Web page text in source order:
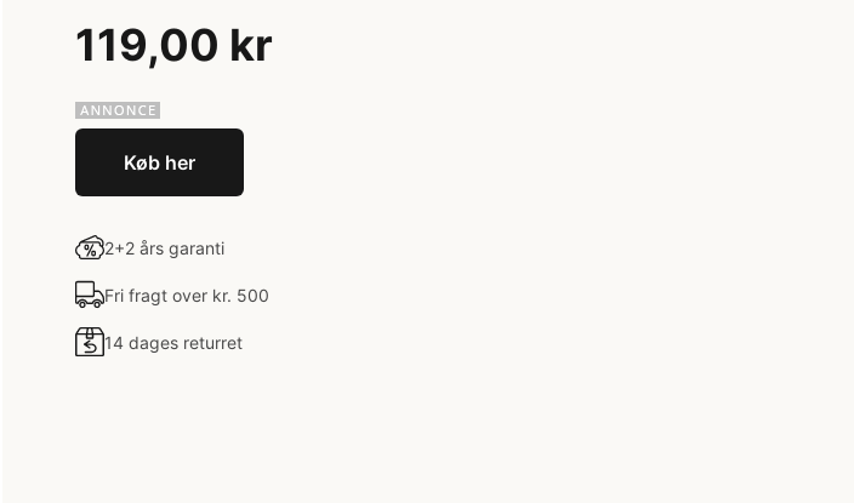
119,00 kr
Køb her
2+2 års garanti
Fri fragt over kr. 500
14 dages returret